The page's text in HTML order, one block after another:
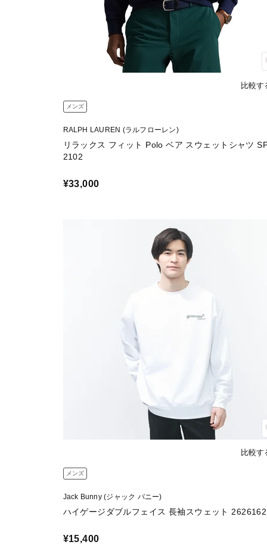
比較す
メンズ
RALPH LAUREN (ラルフローレン)
リラックス フィット Polo ベア スウェットシャツ
2102
¥33,000
比較す
メンズ
Jack Bunny (ジャック バニー)
ハイゲージダブルフェイス 長袖スウェット
¥15,400